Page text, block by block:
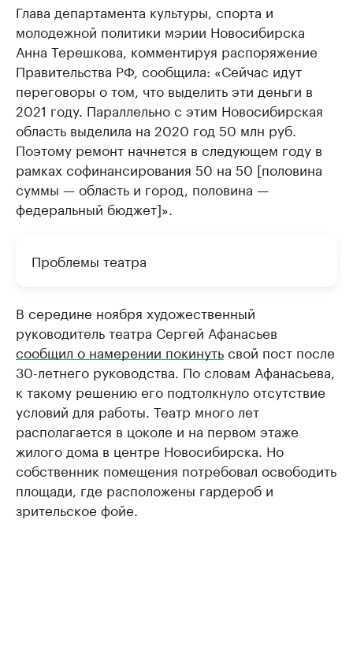
Глава департамента культуры, спорта и
молодежной политики мэрии Новосибирска
Анна Терешкова, комментируя распоряжение
Правительства РФ, сообщила: «Сейчас идут
переговоры о том, что выделить эти деньги в
2021 году. Параллельно с этим Новосибирская
область выделила на 2020 год 50 млн руб.
Поэтому ремонт начнется в следующем году в
рамках софинансирования 50 на 50 [половина
суммы — область и город, половина —
федеральный бюджет]».
Проблемы театра
В середине ноября художественный
руководитель театра Сергей Афанасьев
сообщил о намерении покинутьсвой пост после
30-летнего руководства. По словам Афанасьева,
к такому решению его подтолкнуло отсутствие
условий для работы. Театр много лет
располагается в цоколе и на первом этаже
жилого дома в центре Новосибирска. Но
собственник помещения потребовал освободить
площади, где расположены гардероб и
зрительское фойе.